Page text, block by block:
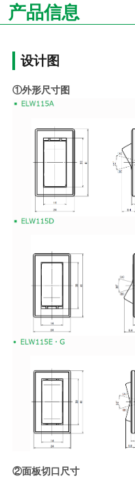
产品信息
设计图
①外形尺寸图
②面板切口尺寸